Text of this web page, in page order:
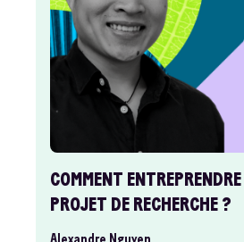
COMMENT
PROJET DE RECHERCHE ?
Alexandre Nguyen